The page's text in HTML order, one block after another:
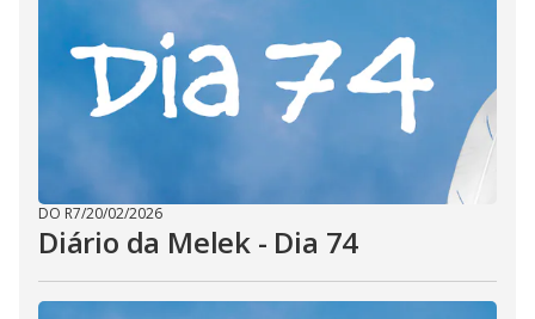
DO R7/20/02/2026
Diário da Melek - Dia 74